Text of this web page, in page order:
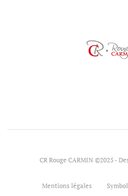
CR Rouge CARMIN ©2025 -
Mentions légales